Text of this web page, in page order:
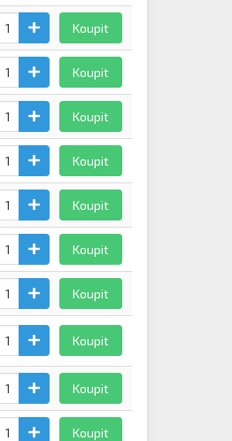
Koupit
Koupit
Koupit
Koupit
Koupit
Koupit
Koupit
Koupit
Koupit
Koupit